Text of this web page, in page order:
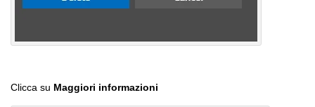
Clicca su Maggiori informazioni